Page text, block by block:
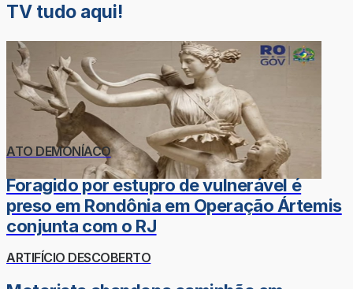
TV tudo aqui!
ATO DEMONÍACO
Foragido por estupro de vulnerável é
preso em Rondônia em Operação Ártemis
conjunta com o RJ
ARTIFÍCIO DESCOBERTO